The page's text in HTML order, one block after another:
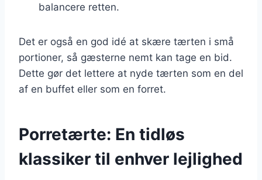
balancere retten.
Det er også en god idé at skære tærten i små
portioner, så gæsterne nemt kan tage en bid.
Dette gør det lettere at nyde tærten som en del
af en buffet eller som en forret.
Porretærte: En tidløs
klassiker til enhver lejlighed